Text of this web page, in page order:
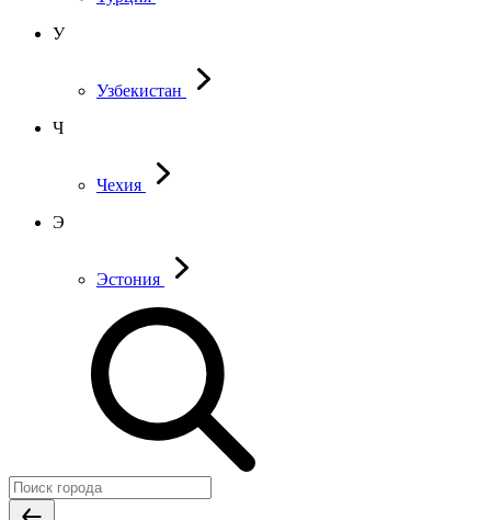
У
Узбекистан
Ч
Чехия
Э
Эстония